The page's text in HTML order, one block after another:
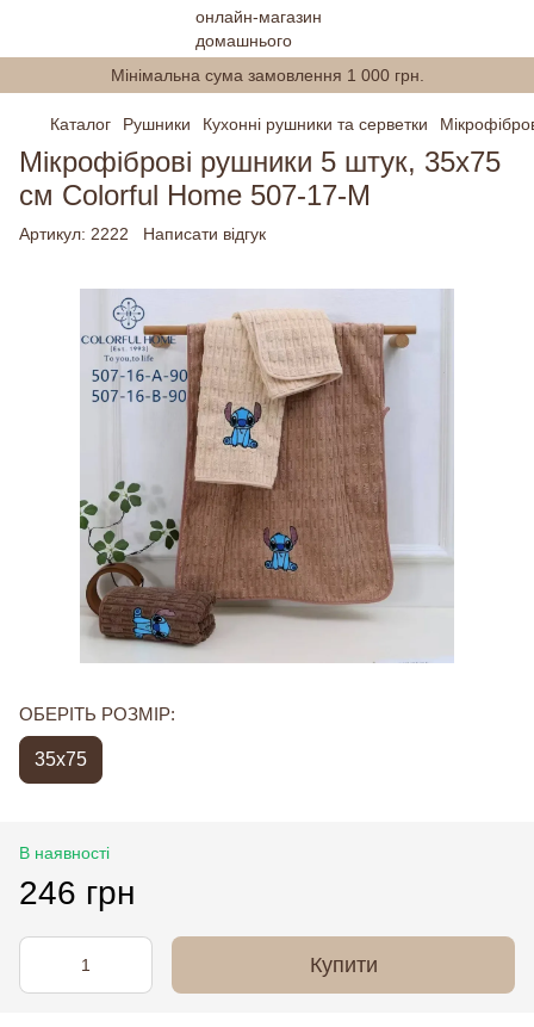
Мінімальна сума замовлення 1 000 грн.
Каталог Рушники Кухонні рушники та серветки
Мікрофіброві рушники 5 штук, 35х75
см Colorful Home 507-17-M
Артикул: 2222 Написати відгук
ОБЕРІТЬ РОЗМІР:
35x75
В наявності
246 грн
Купити